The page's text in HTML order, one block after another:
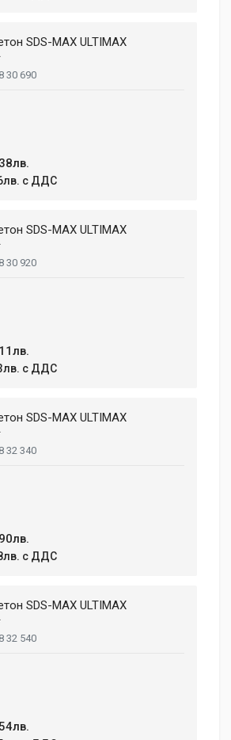
SDS-MAX ULTIMAX
30 690
с ДДС
SDS-MAX ULTIMAX
30 920
с ДДС
SDS-MAX ULTIMAX
32 340
с ДДС
SDS-MAX ULTIMAX
32 540